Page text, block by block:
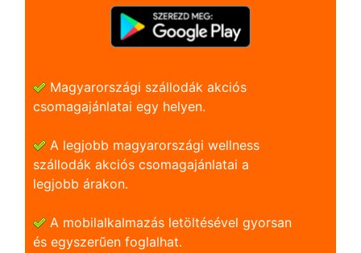
Magyarországi szállodák akciós
csomagajánlatai egy helyen.
A legjobb magyarországi wellness
szállodák akciós csomagajánlatai a
legjobb árakon.
A mobilalkalmazás letöltésével gyorsan
és egyszerũen foglalhat.